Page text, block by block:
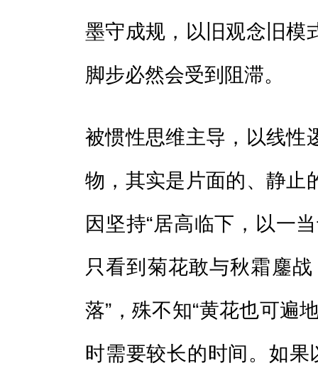
墨守成规，以旧观念旧模
脚步必然会受到阻滞。
被惯性思维主导，以线性
物，其实是片面的、静止
因坚持“居高临下，以一
只看到菊花敢与秋霜鏖
落”，殊不知“黄花也可遍
时需要较长的时间。如果